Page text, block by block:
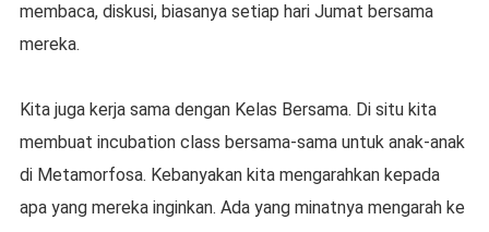
membaca, diskusi, biasanya setiap hari Jumat bersama
mereka.
Kita juga kerja sama dengan Kelas Bersama. Di situ kita
membuat incubation class bersama-sama untuk anak-anak
di Metamorfosa. Kebanyakan kita mengarahkan kepada
apa yang mereka inginkan. Ada yang minatnya mengarah ke